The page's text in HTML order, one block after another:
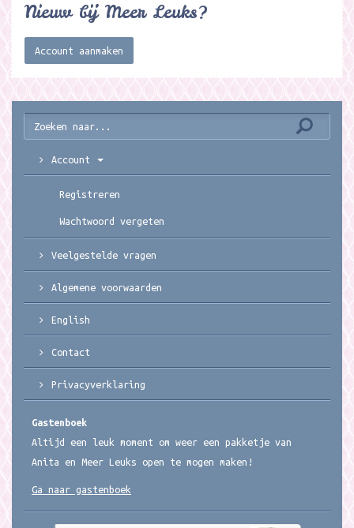
Nieuw bij Meer Leuks?
Account aanmaken
Account
Registreren
Wachtwoord vergeten
Veelgestelde vragen
Algemene voorwaarden
English
Contact
Privacyverklaring
Gastenboek
Altijd een leuk moment om weer een pakketje van
Anita en Meer Leuks open te mogen maken!
Ga naar gastenboek